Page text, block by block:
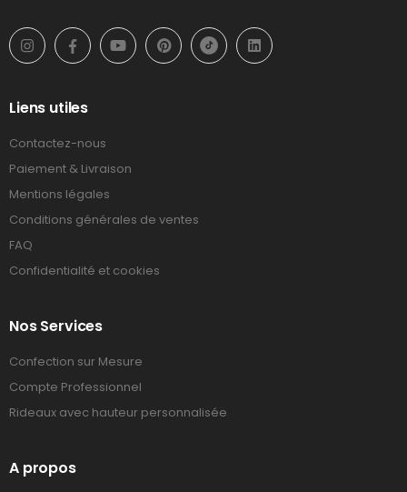
Liens utiles
Contactez-nous
Paiement & Livraison
Mentions légales
Conditions générales de ventes
FAQ
Confidentialité et cookies
Nos Services
Confection sur Mesure
Compte Professionnel
Rideaux avec hauteur personnalisée
A propos